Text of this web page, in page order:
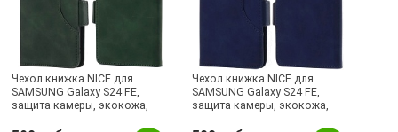
Чехол книжка NICE для
SAMSUNG Galaxy S24 FE,
защита камеры, экокожа,
Чехол книжка NICE для
SAMSUNG Galaxy S24 FE,
защита камеры, экокожа,